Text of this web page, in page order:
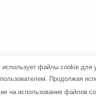
использует файлы cookie для
Продолжая
на использование файлов